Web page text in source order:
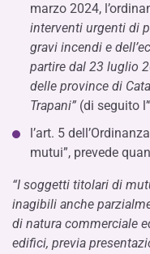
marzo 2024,
interventi urgenti di
gravi incendi e
partire dal 23 luglio
delle province di
Trapani” (di seguito
l’art. 5
mutui”, prevede
“I soggetti titolari di
inagibili anche
di natura commerciale
edifici, previa